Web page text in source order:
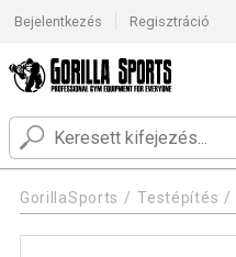
Bejelentkezés Regisztráció
GorillaSports Testépítés